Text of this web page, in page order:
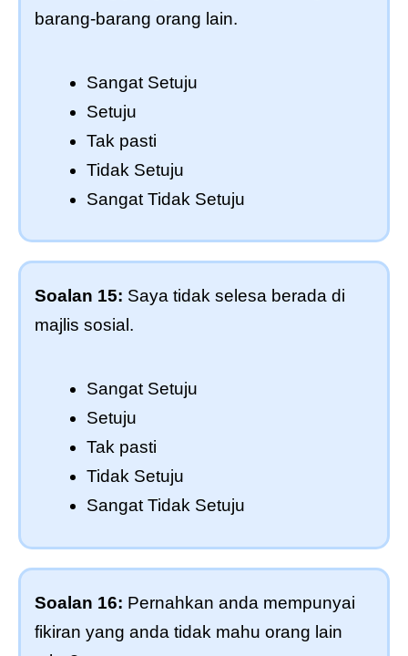
barang-barang orang lain.
Sangat Setuju
Setuju
Tak pasti
Tidak Setuju
Sangat Tidak Setuju
Soalan 15: Saya tidak selesa berada di
majlis sosial.
Sangat Setuju
Setuju
Tak pasti
Tidak Setuju
Sangat Tidak Setuju
Soalan 16: Pernahkan anda mempunyai
fikiran yang anda tidak mahu orang lain